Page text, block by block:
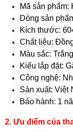
Mã sản phẩm:
Dòng sản
Kích thước:
Chất liệu:
Màu sắc: Trắng
Kiểu lắp đặt:
Công nghệ:
Sản xuất: Việt
Bảo hành: 1
2. Ưu điểm của